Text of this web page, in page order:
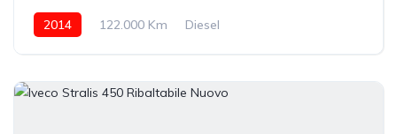
2014 122.000 Km Diesel